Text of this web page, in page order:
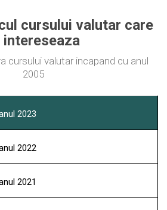
cursului valutar care
intereseaza
cursului valutar incapand cu anul
2005
2023
2022
2021